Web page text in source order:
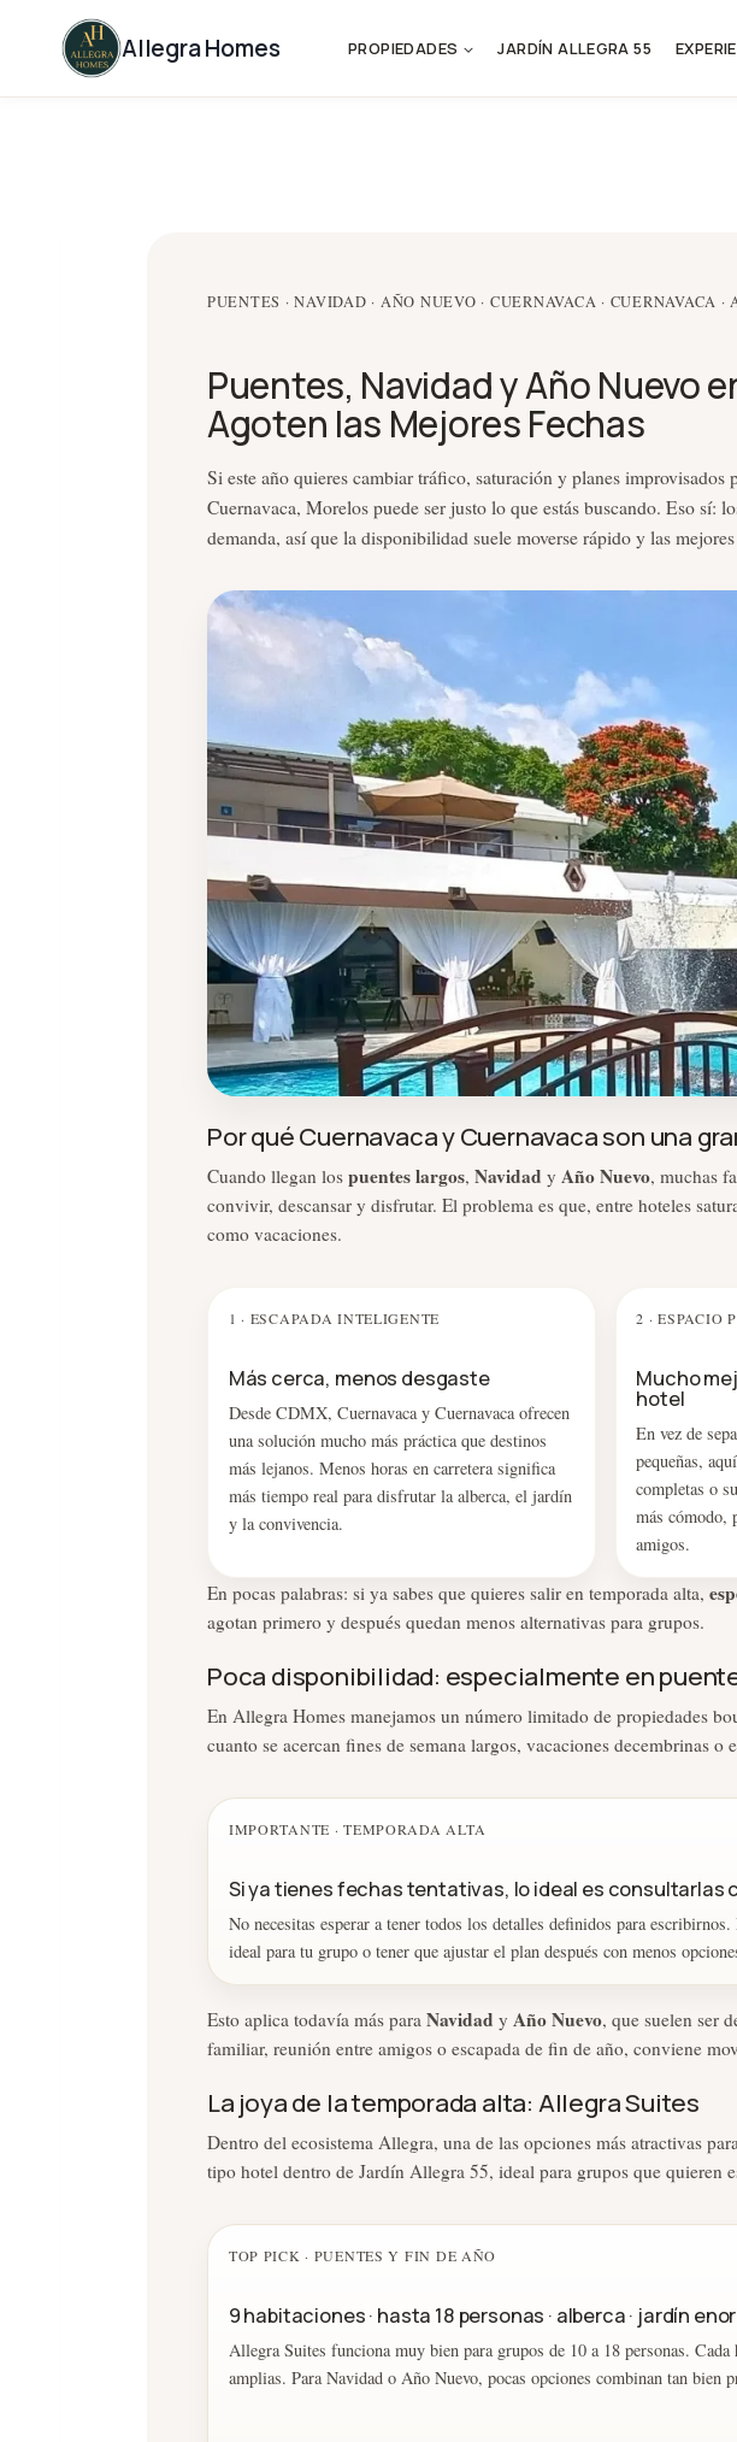
content
Allegra Homes PROPIEDADES JARDÍN ALLEGRA 55
PUENTES · NAVIDAD · AÑO NUEVO · CUERNAVACA · CUERNAVACA
Puentes, Navidad y Año Nuevo
Agoten las Mejores Fechas
Si este año quieres cambiar tráfico, saturación y planes
Cuernavaca, Morelos puede ser justo lo que estás buscando. Eso sí:
demanda, así que la disponibilidad suele moverse rápido y las
Por qué Cuernavaca y Cuernavaca son una
Cuando llegan los puentes largos, Navidad y Año Nuevo, muchas
convivir, descansar y disfrutar. El problema es que, entre hoteles
como vacaciones.
1 · ESCAPADA INTELIGENTE
Más cerca, menos desgaste
Desde CDMX, Cuernavaca y Cuernavaca ofrecen
una solución mucho más práctica que destinos
más lejanos. Menos horas en carretera significa
más tiempo real para disfrutar la alberca, el jardín
y la convivencia.
2 · ESPACIO
Mucho
hotel
En vez de
pequeñas,
completas o
más cómodo,
amigos.
En pocas palabras: si ya sabes que quieres salir en temporada alta,
agotan primero y después quedan menos alternativas para grupos.
Poca disponibilidad: especialmente en
En Allegra Homes manejamos un número limitado de propiedades
cuanto se acercan fines de semana largos, vacaciones decembrinas
IMPORTANTE · TEMPORADA ALTA
Si ya tienes fechas tentativas, lo ideal es consultarlas
No necesitas esperar a tener todos los detalles definidos para
ideal para tu grupo o tener que ajustar el plan después con menos
Esto aplica todavía más para Navidad y Año Nuevo, que suelen ser
familiar, reunión entre amigos o escapada de fin de año, conviene
La joya de la temporada alta: Allegra Suites
Dentro del ecosistema Allegra, una de las opciones más atractivas
tipo hotel dentro de Jardín Allegra 55, ideal para grupos que quieren
TOP PICK · PUENTES Y FIN DE AÑO
9 habitaciones · hasta 18 personas · alberca · jardín
Allegra Suites funciona muy bien para grupos de 10 a 18 personas.
amplias. Para Navidad o Año Nuevo, pocas opciones combinan tan bien